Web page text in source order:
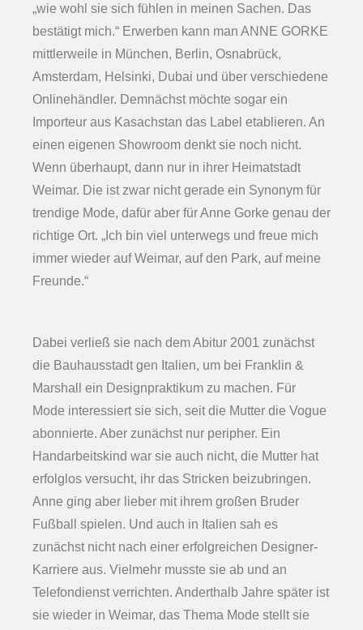
„wie wohl sie sich fühlen in meinen Sachen. Das
bestätigt mich.“ Erwerben kann man ANNE GORKE
mittlerweile in München, Berlin, Osnabrück,
Amsterdam, Helsinki, Dubai und über verschiedene
Onlinehändler. Demnächst möchte sogar ein
Importeur aus Kasachstan das Label etablieren. An
einen eigenen Showroom denkt sie noch nicht.
Wenn überhaupt, dann nur in ihrer Heimatstadt
Weimar. Die ist zwar nicht gerade ein Synonym für
trendige Mode, dafür aber für Anne Gorke genau der
richtige Ort. „Ich bin viel unterwegs und freue mich
immer wieder auf Weimar, auf den Park, auf meine
Freunde.“
Dabei verließ sie nach dem Abitur 2001 zunächst
die Bauhausstadt gen Italien, um bei Franklin &
Marshall ein Designpraktikum zu machen. Für
Mode interessiert sie sich, seit die Mutter die Vogue
abonnierte. Aber zunächst nur peripher. Ein
Handarbeitskind war sie auch nicht, die Mutter hat
erfolglos versucht, ihr das Stricken beizubringen.
Anne ging aber lieber mit ihrem großen Bruder
Fußball spielen. Und auch in Italien sah es
zunächst nicht nach einer erfolgreichen Designer-
Karriere aus. Vielmehr musste sie ab und an
Telefondienst verrichten. Anderthalb Jahre später ist
sie wieder in Weimar, das Thema Mode stellt sie